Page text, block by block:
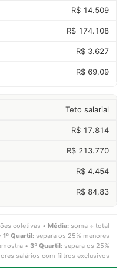
R$ 14.509
R$ 174.108
R$ 3.627
R$ 69,09
Teto salarial
R$ 17.814
R$ 213.770
R$ 4.454
R$ 84,83
coletivas • Média: soma ÷ total
1º Quartil: separa os 25% menores
• 3º Quartil: separa os 25%
salários com filtros exclusivos